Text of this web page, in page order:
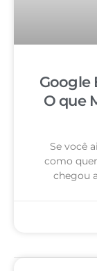
Google
O que
Se você
como
chegou